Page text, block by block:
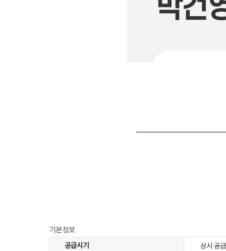
공급시기
상시 공급